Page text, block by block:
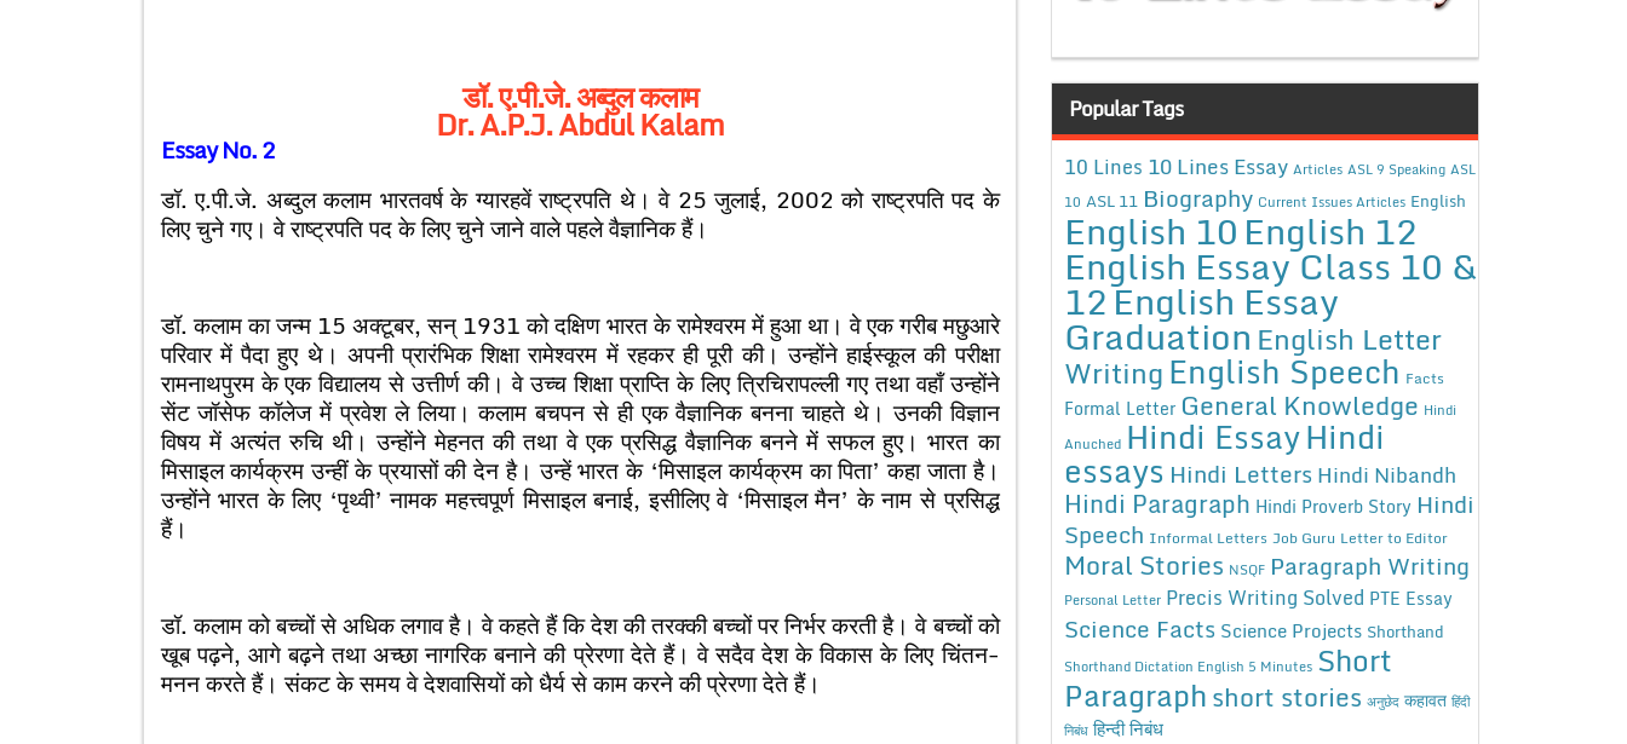
डॉ. ए.पी.जे. अब्दुल कलाम
Dr. A.P.J. Abdul Kalam
Essay No. 2
डॉ. ए.पी.जे. अब्दुल कलाम भारतवर्ष के ग्यारहवें राष्ट्रपति थे। वे 25 जुलाई, 2002 को राष्ट्रपति पद के
लिए चुने गए। वे राष्ट्रपति पद के लिए चुने जाने वाले पहले वैज्ञानिक हैं।
डॉ. कलाम का जन्म 15 अक्टूबर, सन् 1931 को दक्षिण भारत के रामेश्वरम में हुआ था। वे एक गरीब मछुआरे
परिवार में पैदा हुए थे। अपनी प्रारंभिक शिक्षा रामेश्वरम में रहकर ही पूरी की। उन्होंने हाईस्कूल की परीक्षा
रामनाथपुरम के एक विद्यालय से उत्तीर्ण की। वे उच्च शिक्षा प्राप्ति के लिए त्रिचिरापल्ली गए तथा वहाँ उन्होंने
सेंट जॉसेफ कॉलेज में प्रवेश ले लिया। कलाम बचपन से ही एक वैज्ञानिक बनना चाहते थे। उनकी विज्ञान
विषय में अत्यंत रुचि थी। उन्होंने मेहनत की तथा वे एक प्रसिद्ध वैज्ञानिक बनने में सफल हुए। भारत का
मिसाइल कार्यक्रम उन्हीं के प्रयासों की देन है। उन्हें भारत के ‘मिसाइल कार्यक्रम का पिता’ कहा जाता है।
उन्होंने भारत के लिए ‘पृथ्वी’ नामक महत्त्वपूर्ण मिसाइल बनाई, इसीलिए वे ‘मिसाइल मैन’ के नाम से प्रसिद्ध
हैं।
डॉ. कलाम को बच्चों से अधिक लगाव है। वे कहते हैं कि देश की तरक्की बच्चों पर निर्भर करती है। वे बच्चों को
खूब पढ़ने, आगे बढ़ने तथा अच्छा नागरिक बनाने की प्रेरणा देते हैं। वे सदैव देश के विकास के लिए चिंतन-
मनन करते हैं। संकट के समय वे देशवासियों को धैर्य से काम करने की प्रेरणा देते हैं।
Popular Tags
10 Lines 10 Lines Essay Articles ASL 9 Speaking ASL
10 ASL 11 Biography Current Issues Articles English
English 10English 12
English Essay Class 10 &
12English Essay
Graduation English Letter
WritingEnglish Speech Facts
Formal Letter General Knowledge Hindi
Anuched Hindi EssayHindi
essays Hindi Letters Hindi Nibandh
Hindi Paragraph Hindi Proverb Story Hindi
Speech Informal Letters Job Guru Letter to Editor
Moral Stories NSQF Paragraph Writing
Personal Letter Precis Writing Solved PTE Essay
Science Facts Science Projects Shorthand
Shorthand Dictation English 5 Minutes Short
Paragraphshort stories अनुछेद कहावत हिंदी
निबंध हिन्दी निबंध